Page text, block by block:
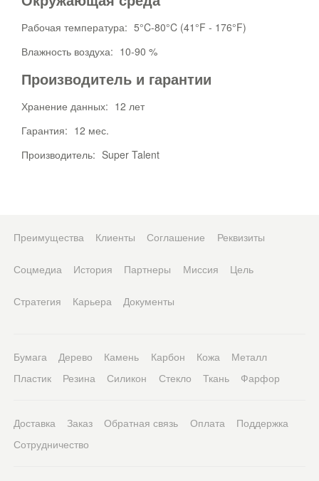
Рабочая температура: 5°C-80°C (41°F - 176°F)
Влажность воздуха: 10-90 %
Производитель и гарантии
Хранение данных: 12 лет
Гарантия: 12 мес.
Производитель: Super Talent
Преимущества Клиенты Соглашение Реквизиты
Соцмедиа История Партнеры Миссия Цель
Стратегия Карьера Документы
Бумага Дерево Камень Карбон Кожа
Металл
Пластик
Резина Силикон Стекло Ткань Фарфор
Доставка Заказ Обратная связь Оплата
Поддержка
Сотрудничество